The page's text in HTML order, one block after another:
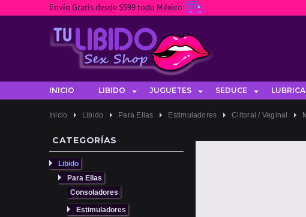
Envío Gratis desde $599 todo México
INICIO LIBIDO JUGUETES SEDUCE
Inicio Libido Para Ellas Estimuladores Clitoral / Vaginal
CATEGORÍAS
Libido
Para Ellas
Consoladores
Estimuladores